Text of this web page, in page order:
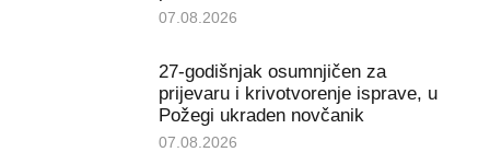
07.08.2026
27-godišnjak osumnjičen za
prijevaru i krivotvorenje isprave, u
Požegi ukraden novčanik
07.08.2026